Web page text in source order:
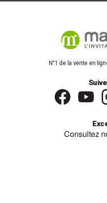
Petit chauffage
librement d'une pièce à l'autre
quotidien. Leur poids léger et
performant en font des alliés
petites pièces de votre maison
Les poêles à pétrole sont
N°1 de la vente en